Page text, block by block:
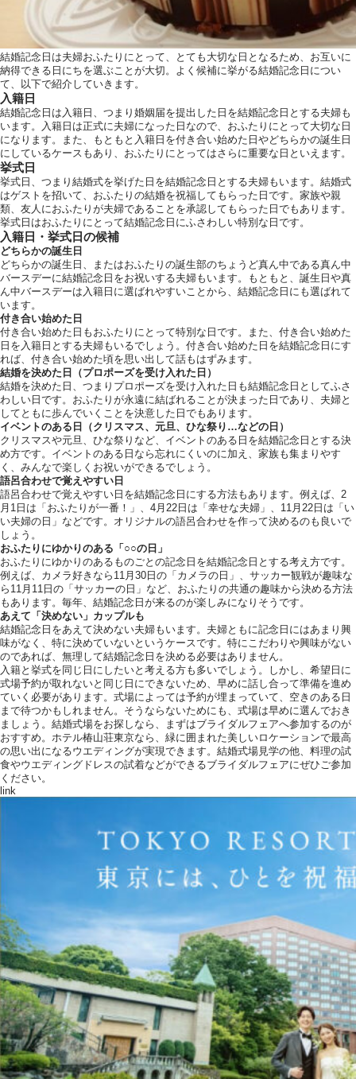
結婚記念日は夫婦おふたりにとって、とても大切な日となるため、お互いに
納得できる日にちを選ぶことが大切。よく候補に挙がる結婚記念日につい
て、以下で紹介していきます。
入籍日
結婚記念日は入籍日、つまり婚姻届を提出した日を結婚記念日とする夫婦も
います。入籍日は正式に夫婦になった日なので、おふたりにとって大切な日
になります。また、もともと入籍日を付き合い始めた日やどちらかの誕生日
にしているケースもあり、おふたりにとってはさらに重要な日といえます。
挙式日
挙式日、つまり結婚式を挙げた日を結婚記念日とする夫婦もいます。結婚式
はゲストを招いて、おふたりの結婚を祝福してもらった日です。家族や親
類、友人におふたりが夫婦であることを承認してもらった日でもあります。
挙式日はおふたりにとって結婚記念日にふさわしい特別な日です。
入籍日・挙式日の候補
どちらかの誕生日
どちらかの誕生日、またはおふたりの誕生部のちょうど真ん中である真ん中
バースデーに結婚記念日をお祝いする夫婦もいます。もともと、誕生日や真
ん中バースデーは入籍日に選ばれやすいことから、結婚記念日にも選ばれて
います。
付き合い始めた日
付き合い始めた日もおふたりにとって特別な日です。また、付き合い始めた
日を入籍日とする夫婦もいるでしょう。付き合い始めた日を結婚記念日にす
れば、付き合い始めた頃を思い出して話もはずみます。
結婚を決めた日（プロポーズを受け入れた日）
結婚を決めた日、つまりプロポーズを受け入れた日も結婚記念日としてふさ
わしい日です。おふたりが永遠に結ばれることが決まった日であり、夫婦と
してともに歩んでいくことを決意した日でもあります。
イベントのある日（クリスマス、元旦、ひな祭り…などの日）
クリスマスや元旦、ひな祭りなど、イベントのある日を結婚記念日とする決
め方です。イベントのある日なら忘れにくいのに加え、家族も集まりやす
く、みんなで楽しくお祝いができるでしょう。
語呂合わせで覚えやすい日
語呂合わせで覚えやすい日を結婚記念日にする方法もあります。例えば、2
月1日は「おふたりが一番！」、4月22日は「幸せな夫婦」、11月22日は「い
い夫婦の日」などです。オリジナルの語呂合わせを作って決めるのも良いで
しょう。
おふたりにゆかりのある「○○の日」
おふたりにゆかりのあるものごとの記念日を結婚記念日とする考え方です。
例えば、カメラ好きなら11月30日の「カメラの日」、サッカー観戦が趣味な
ら11月11日の「サッカーの日」など、おふたりの共通の趣味から決める方法
もあります。毎年、結婚記念日が来るのが楽しみになりそうです。
あえて「決めない」カップルも
結婚記念日をあえて決めない夫婦もいます。夫婦ともに記念日にはあまり興
味がなく、特に決めていないというケースです。特にこだわりや興味がない
のであれば、無理して結婚記念日を決める必要はありません。
入籍と挙式を同じ日にしたいと考える方も多いでしょう。しかし、希望日に
式場予約が取れないと同じ日にできないため、早めに話し合って準備を進め
ていく必要があります。式場によっては予約が埋まっていて、空きのある日
まで待つかもしれません。そうならないためにも、式場は早めに選んでおき
ましょう。結婚式場をお探しなら、まずはブライダルフェアへ参加するのが
おすすめ。ホテル椿山荘東京なら、緑に囲まれた美しいロケーションで最高
の思い出になるウエディングが実現できます。結婚式場見学の他、料理の試
食やウエディングドレスの試着などができるブライダルフェアにぜひご参加
ください。
link